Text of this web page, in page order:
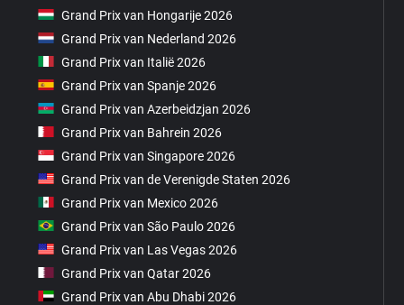
Grand Prix van Hongarije 2026
Grand Prix van Nederland 2026
Grand Prix van Italië 2026
Grand Prix van Spanje 2026
Grand Prix van Azerbeidzjan 2026
Grand Prix van Bahrein 2026
Grand Prix van Singapore 2026
Grand Prix van de Verenigde Staten 2026
Grand Prix van Mexico 2026
Grand Prix van São Paulo 2026
Grand Prix van Las Vegas 2026
Grand Prix van Qatar 2026
Grand Prix van Abu Dhabi 2026